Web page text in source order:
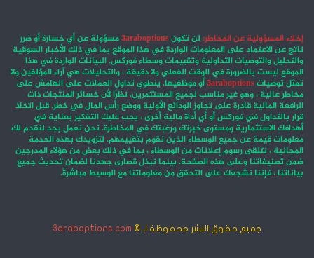
إخلاء المسؤولية عن المخاطر: لن تكون3araboptionsمسؤولة عن أي خسارة أو ضرر
ناتج عن الاعتماد على المعلومات الواردة في هذا الموقع بما في ذلك الأخبار السوقية
والتحليل والتوصيات التداولية وتقييمات وسطاء فوركس. البيانات الواردة في هذا
الموقع ليست بالضرورة في الوقت الفعلي ولا دقيقة ، والتحليلات هي آراء المؤلفين ولا
تمثل توصيات3araboptionsأو موظفيها. ينطوي تداول العملات على الهامش على
مخاطر عالية ، وهو غير مناسب لجميع المستثمرين. نظرًا لأن خسائر المنتجات ذات
الرافعة المالية قادرة على تجاوز الودائع الأولية ووضع رأس المال في خطر. قبل اتخاذ
قرار بالتداول في فوركس أو أي أداة مالية أخرى ، يجب عليك التفكير بعناية في
أهدافك الاستثمارية ومستوى خبرتك ورغبتك في المخاطرة. نحن نعمل بجد لنقدم لك
معلومات قيمة عن جميع الوسطاء الذين نقوم بتقييمهم. لتزويدك بهذه الخدمة
المجانية ، نتلقى رسوم إعلانات من الوسطاء ، بما في ذلك بعض من هؤلاء المدرجين
ضمن تصنيفاتنا وعلى هذه الصفحة. بينما نبذل قصارى جهدنا لضمان تحديث جميع
بياناتنا ، فإننا نشجعك على التحقق من معلوماتنا مع الوسيط مباشرةً.
جميع حقوق النشر محفوظة لـ © 3araboptions.com